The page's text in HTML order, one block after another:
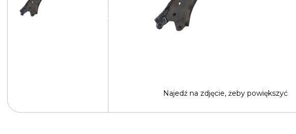
Najedź na zdjęcie, żeby powiększyć